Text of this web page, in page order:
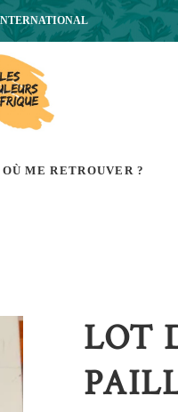
OÙ ME RETROUVER ?
LOT